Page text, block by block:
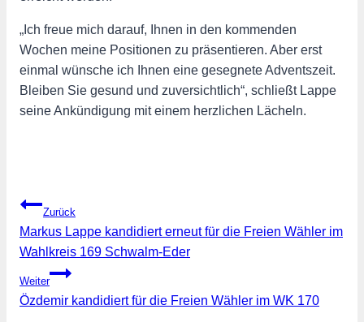
„Ich freue mich darauf, Ihnen in den kommenden
Wochen meine Positionen zu präsentieren. Aber erst
einmal wünsche ich Ihnen eine gesegnete Adventszeit.
Bleiben Sie gesund und zuversichtlich“, schließt Lappe
seine Ankündigung mit einem herzlichen Lächeln.
Beitragsnavigation
Zurück
Markus Lappe kandidiert erneut für die Freien Wähler im
Wahlkreis 169 Schwalm-Eder
Weiter
Özdemir kandidiert für die Freien Wähler im WK 170